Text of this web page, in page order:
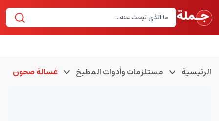
الرئيسية مستلزمات وأدوات المطبخ غسالة صحون